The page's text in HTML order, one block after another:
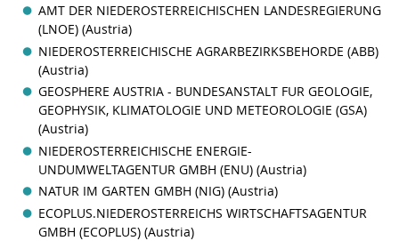
AMT DER NIEDEROSTERREICHISCHEN LANDESREGIERUNG
(LNOE) (Austria)
NIEDEROSTERREICHISCHE AGRARBEZIRKSBEHORDE (ABB)
(Austria)
GEOSPHERE AUSTRIA - BUNDESANSTALT FUR GEOLOGIE,
GEOPHYSIK, KLIMATOLOGIE UND METEOROLOGIE (GSA)
(Austria)
NIEDEROSTERREICHISCHE ENERGIE-
UNDUMWELTAGENTUR GMBH (ENU) (Austria)
NATUR IM GARTEN GMBH (NIG) (Austria)
ECOPLUS.NIEDEROSTERREICHS WIRTSCHAFTSAGENTUR
GMBH (ECOPLUS) (Austria)